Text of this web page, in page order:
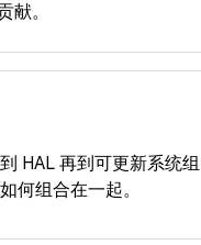
献。
HAL 再到可更新系统组
何组合在一起。